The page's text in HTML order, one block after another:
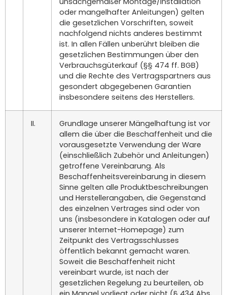
oder mangelhafter Anleitungen) gelten
die gesetzlichen Vorschriften, soweit
nachfolgend nichts anderes bestimmt
ist. In allen Fällen unberührt bleiben die
gesetzlichen Bestimmungen über den
Verbrauchsgüterkauf (§§ 474 ff. BGB)
und die Rechte des Vertragspartners aus
gesondert abgegebenen Garantien
insbesondere seitens des Herstellers.
II.
Grundlage unserer Mängelhaftung ist vor
allem die über die Beschaffenheit und die
vorausgesetzte Verwendung der Ware
(einschließlich Zubehör und Anleitungen)
getroffene Vereinbarung. Als
Beschaffenheitsvereinbarung in diesem
Sinne gelten alle Produktbeschreibungen
und Herstellerangaben, die Gegenstand
des einzelnen Vertrages sind oder von
uns (insbesondere in Katalogen oder auf
unserer Internet-Homepage) zum
Zeitpunkt des Vertragsschlusses
öffentlich bekannt gemacht waren.
Soweit die Beschaffenheit nicht
vereinbart wurde, ist nach der
gesetzlichen Regelung zu beurteilen, ob